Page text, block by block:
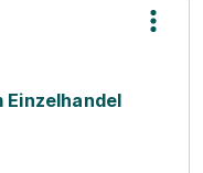
Einzelhandel